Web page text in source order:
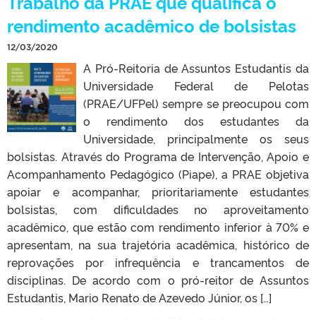
rendimento acadêmico de bolsistas
12/03/2020
A Pró-Reitoria de Assuntos Estudantis da
Universidade Federal de Pelotas
(PRAE/UFPel) sempre se preocupou com
o rendimento dos estudantes da
Universidade, principalmente os seus
bolsistas. Através do Programa de Intervenção, Apoio e
Acompanhamento Pedagógico (Piape), a PRAE objetiva
apoiar e acompanhar, prioritariamente estudantes
bolsistas, com dificuldades no aproveitamento
acadêmico, que estão com rendimento inferior à 70% e
apresentam, na sua trajetória acadêmica, histórico de
reprovações por infrequência e trancamentos de
disciplinas. De acordo com o pró-reitor de Assuntos
Estudantis, Mario Renato de Azevedo Júnior, os […]